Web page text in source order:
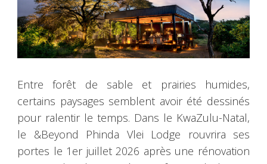
Entre forêt de sable et prairies humides,
certains paysages semblent avoir été dessinés
pour ralentir le temps. Dans le KwaZulu-Natal,
le &Beyond Phinda Vlei Lodge rouvrira ses
portes le 1er juillet 2026 après une rénovation